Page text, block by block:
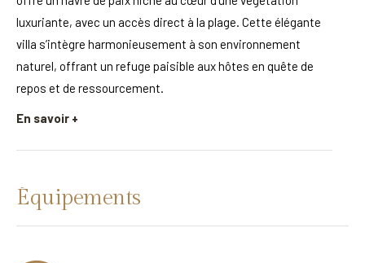
luxuriante, avec un accès direct à la plage. Cette élégante
villa s’intègre harmonieusement à son environnement
naturel, offrant un refuge paisible aux hôtes en quête de
repos et de ressourcement.
En savoir +
Équipements